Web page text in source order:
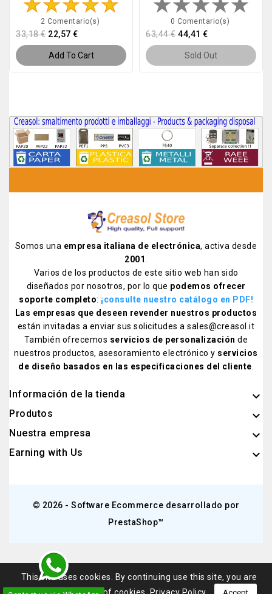
2 Comentario(s)
33,18 € 22,57 €
Add To Cart
0 Comentario(s)
63,44 € 44,41 €
Sold Out
Somos una empresa italiana de electrónica, activa desde
2001.
Varios de los productos de este sitio web han sido
diseñados por nosotros, por lo que podemos ofrecer
soporte completo: ¡consulte nuestro catálogo en PDF!
Las empresas que deseen revender nuestros productos
están invitadas a enviar sus solicitudes a sales@creasol.it
También ofrecemos servicios de personalización de
nuestros productos, asesoramiento electrónico y servicios
de diseño basados ​​en las especificaciones del cliente.
Información de la tienda keyboard_arrow_down
Produtos 
Nuestra empresa 
This site uses cookies. By continuing use this site, you are
agreeing to our use of cookies.
Privacy Policy
Earning with Us 
© 2026 - Software Ecommerce desarrollado por
PrestaShop™